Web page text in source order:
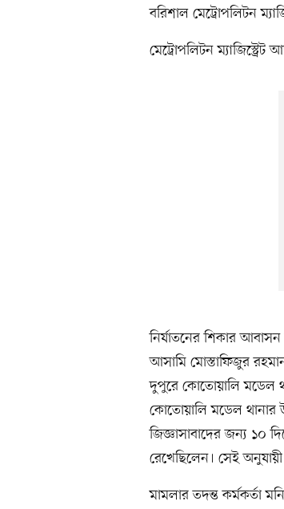
বরিশাল মেট্রোপলিটন
মেট্রোপলিটন
নির্যাতনের শিকার
আসামি মোস্তাফিজুর
দুপুরে কোতোয়ালি মডেল
কোতোয়ালি মডেল
জিজ্ঞাসাবাদের জন্য ১০
রেখেছিলেন। সেই
মামলার তদন্ত কর্মকর্তা